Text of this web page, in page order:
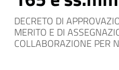
DECRETO DI
MERITO E DI
COLLABORAZIONE PER